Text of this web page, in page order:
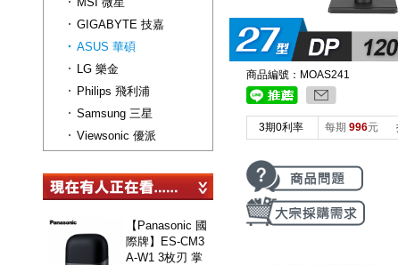
商品編號：MOAS241
3期0利率 每期 996元
GIGABYTE 技嘉
ASUS 華碩
LG 樂金
Philips 飛利浦
Samsung 三星
Viewsonic 優派
【Panasonic 國
際牌】ES-CM3
A-W1 3枚刃 掌